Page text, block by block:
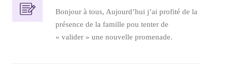
Bonjour à tous, Aujourd’hui j’ai profité de la
présence de la famille pou tenter de
« valider » une nouvelle promenade.